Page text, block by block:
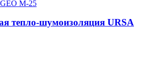
тепло-шумоизоляция URSA